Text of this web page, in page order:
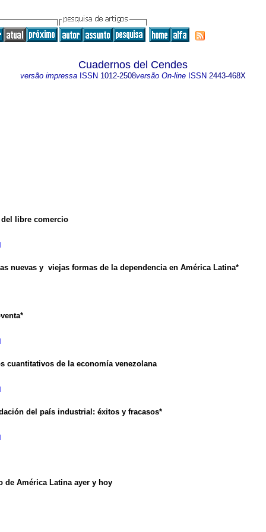
Cuadernos del Cendes
versão impressa ISSN 1012-2508versão On-line ISSN 2443-468X
libre comercio
nuevas y viejas formas de la dependencia en América Latina*
de la economía venezolana
del país industrial : éxitos y fracasos*
de América Latina ayer y hoy